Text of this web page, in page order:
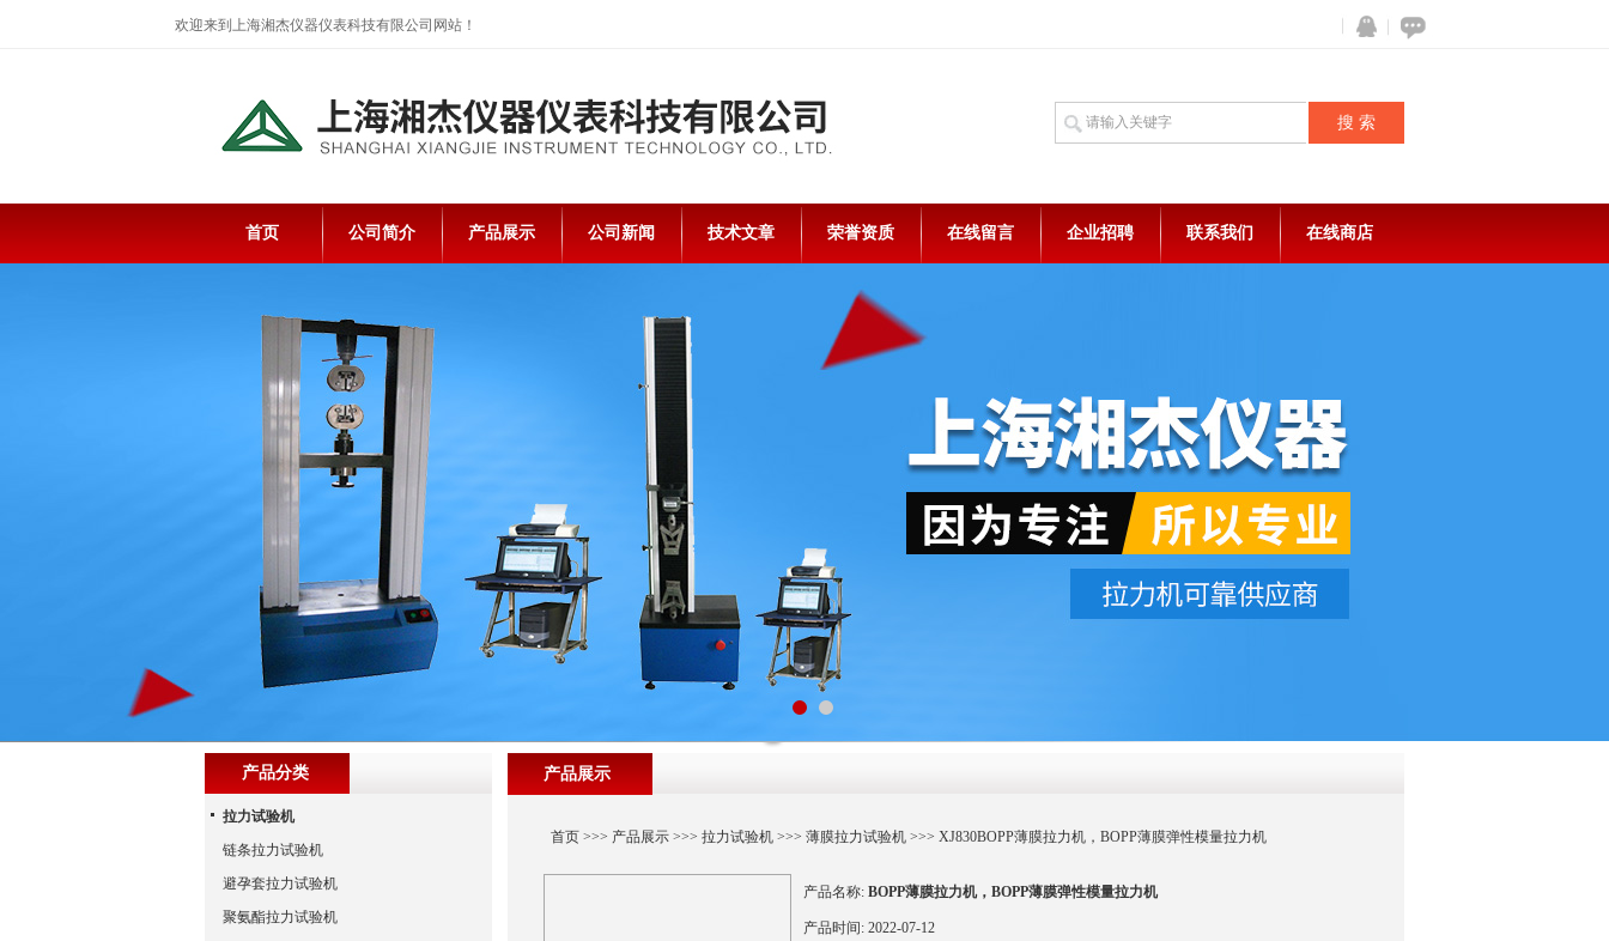
欢迎来到上海湘杰仪器仪表科技有限公司网站！
首页 公司简介 产品展示 公司新闻 技术文章 荣誉资质 在线留言 企业招聘 联系我们 在线商店
产品展示
首页>>> 产品展示>>> 拉力试验机>>> 薄膜拉力试验机>>> XJ830BOPP薄膜拉力机，BOPP薄膜弹性模量拉力机
产品名称: BOPP薄膜拉力机，BOPP薄膜弹性模量拉力机
产品时间: 2022-07-12
产品分类
拉力试验机
链条拉力试验机
避孕套拉力试验机
聚氨酯拉力试验机